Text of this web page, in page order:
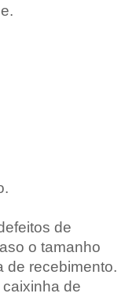
de
o tamanho
de recebimento.
de